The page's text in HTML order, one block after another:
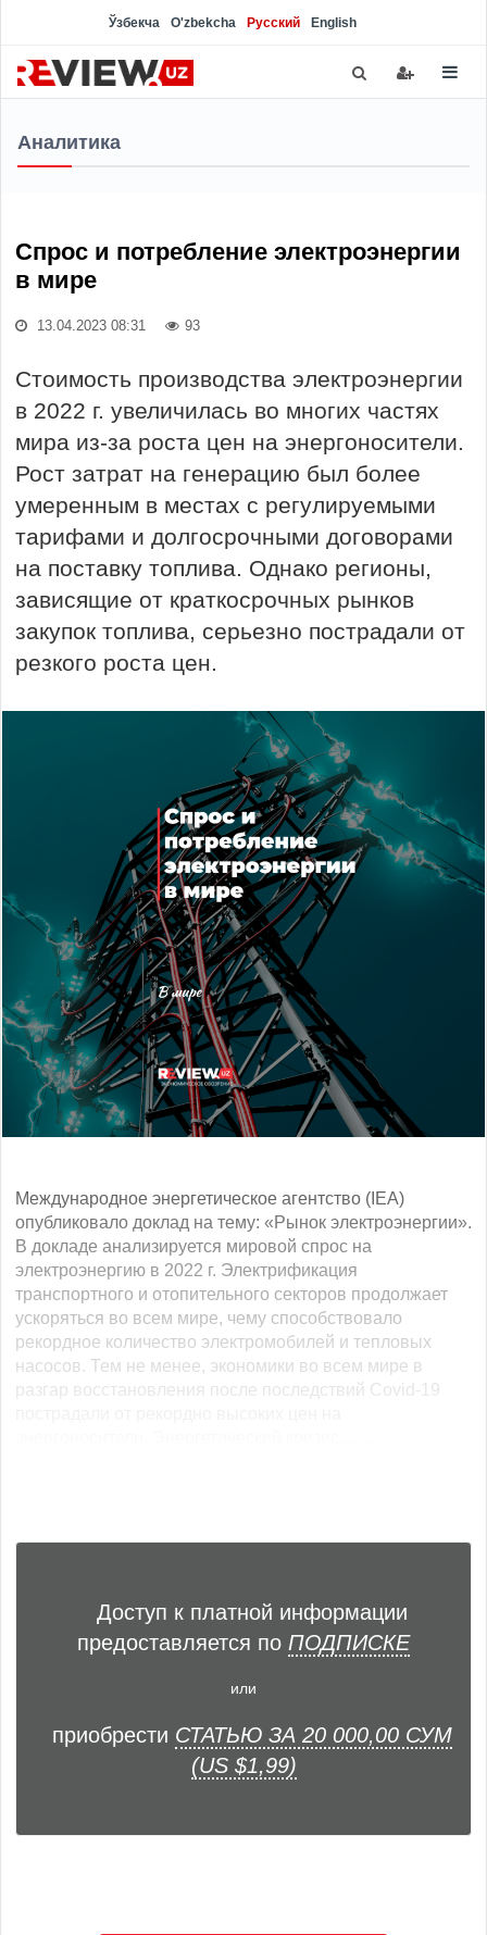
Ўзбекча O'zbekcha Русский English
Аналитика
Спрос и потребление электроэнергии
в мире
13.04.2023 08:31 93
Стоимость производства электроэнергии
в 2022 г. увеличилась во многих частях
мира из-за роста цен на энергоносители.
Рост затрат на генерацию был более
умеренным в местах с регулируемыми
тарифами и долгосрочными договорами
на поставку топлива. Однако регионы,
зависящие от краткосрочных рынков
закупок топлива, серьезно пострадали от
резкого роста цен.
Международное энергетическое агентство (IEA)
опубликовало доклад на тему: «Рынок электроэнергии».
В докладе анализируется мировой спрос на
электроэнергию в 2022 г. Электрификация
транспортного и отопительного секторов продолжает
ускоряться во всем мире, чему способствовало
рекордное количество электромобилей и тепловых
насосов. Тем не менее, экономики во всем мире в
разгар восстановления после последствий Covid-19
Доступ к платной информации
предоставляется по ПОДПИСКЕ
или
приобрести СТАТЬЮ ЗА 20 000,00 СУМ
(US $1,99)